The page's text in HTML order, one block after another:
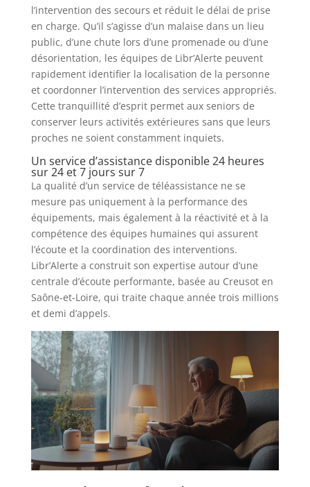
l’intervention des secours et réduit le délai de prise
en charge. Qu’il s’agisse d’un malaise dans un lieu
public, d’une chute lors d’une promenade ou d’une
désorientation, les équipes de Libr’Alerte peuvent
rapidement identifier la localisation de la personne
et coordonner l’intervention des services appropriés.
Cette tranquillité d’esprit permet aux seniors de
conserver leurs activités extérieures sans que leurs
proches ne soient constamment inquiets.
Un service d’assistance disponible 24 heures
sur 24 et 7 jours sur 7
La qualité d’un service de téléassistance ne se
mesure pas uniquement à la performance des
équipements, mais également à la réactivité et à la
compétence des équipes humaines qui assurent
l’écoute et la coordination des interventions.
Libr’Alerte a construit son expertise autour d’une
centrale d’écoute performante, basée au Creusot en
Saône-et-Loire, qui traite chaque année trois millions
et demi d’appels.